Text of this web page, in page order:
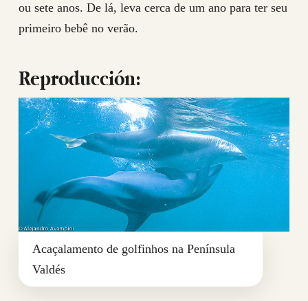
ou sete anos. De lá, leva cerca de um ano para ter seu
primeiro bebê no verão.
Reproducción:
Acaçalamento de golfinhos na Península
Valdés